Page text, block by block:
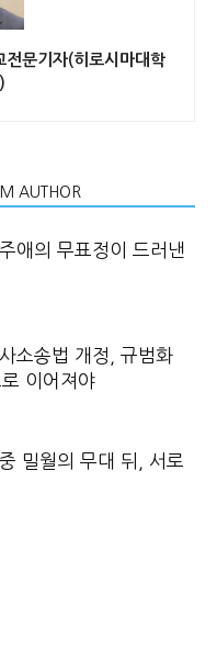
전문기자(히로시마대학
AUTHOR
애의 무표정이 드러낸
소송법 개정, 규범화
이어져야
밀월의 무대 뒤, 서로